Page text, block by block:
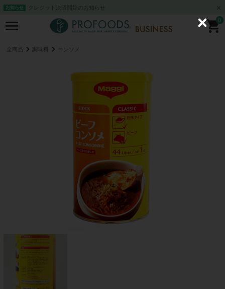
お知らせ クレジット決済開始のお知らせ
0
全商品 調味料 コンソメ
C